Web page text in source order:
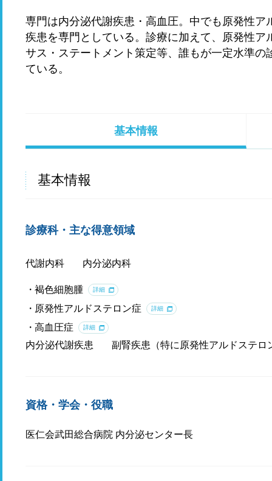
専門は内分泌代謝疾患・高血圧。中でも原発性
疾患を専門としている。診療に加えて、原発性
サス・ステートメント策定等、誰もが一定水準
ている。
基本情報
基本情報
診療科・主な得意領域
代謝内科 内分泌内科
褐色細胞腫 詳細
原発性アルドステロン症 詳細
高血圧症 詳細
内分泌代謝疾患 副腎疾患（特に原発性アルドステロ
資格・学会・役職
医仁会武田総合病院 内分泌センター長